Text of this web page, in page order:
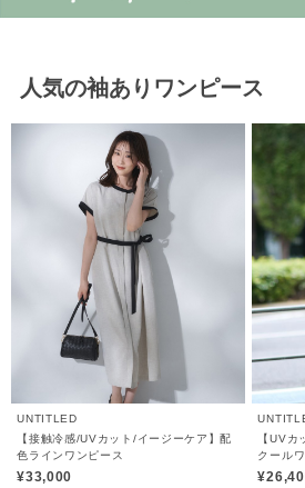
人気の袖ありワンピース
UNTITLED
【接触冷感/UVカット/イージーケア】配
色ラインワンピース
¥33,000
【UV
クール